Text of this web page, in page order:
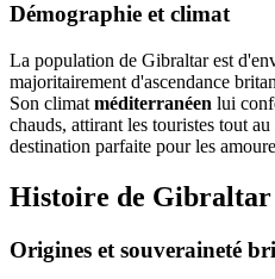
Démographie et climat
La population de Gibraltar est
majoritairement d'ascendance
Son climat méditerranéen lui
chauds, attirant les touristes tout
destination parfaite pour les
Histoire de Gibraltar
Origines et souveraineté